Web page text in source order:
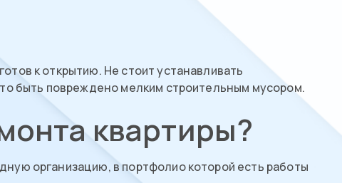
к открытию. Не стоит устанавливать
быть повреждено мелким строительным мусором.
квартиры?
организацию, в портфолио которой есть работы